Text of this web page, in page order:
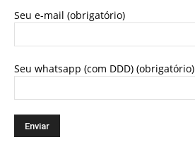
Seu e-mail (obrigatório)
Seu whatsapp (com DDD) (obrigatório)